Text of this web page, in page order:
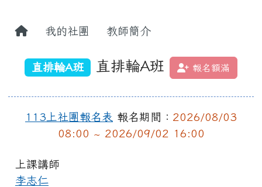
我的社團 教師簡介
直排輪A班 直排輪A班 報名額滿
113上社團報名表 報名期間： 2026/08/03
08:00 ~ 2026/09/02 16:00
上課講師
李志仁